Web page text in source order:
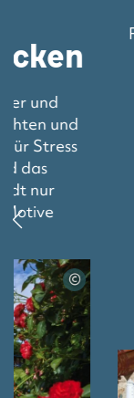
Ob
mal
lassen
gibt es